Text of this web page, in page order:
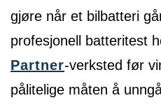
gjøre når et bilbatteri
profesjonell batteritest
Partner-verksted før
pålitelige måten å